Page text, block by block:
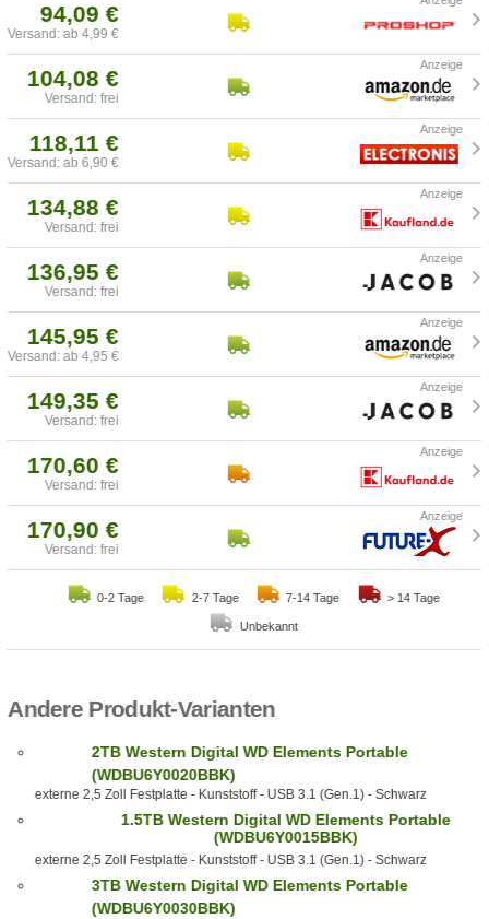
94,09 €
Versand: ab 4,99 €
104,08 €
Versand: frei
118,11 €
Versand: ab 6,90 €
134,88 €
Versand: frei
136,95 €
Versand: frei
145,95 €
Versand: ab 4,95 €
149,35 €
Versand: frei
170,60 €
Versand: frei
170,90 €
Versand: frei
0-2 Tage 2-7 Tage 7-14 Tage > 14 Tage
Unbekannt
Andere Produkt-Varianten
2TB Western Digital WD Elements Portable
(WDBU6Y0020BBK)
externe 2,5 Zoll Festplatte - Kunststoff - USB 3.1 (Gen.1) - Schwarz
1.5TB Western Digital WD Elements Portable
(WDBU6Y0015BBK)
externe 2,5 Zoll Festplatte - Kunststoff - USB 3.1 (Gen.1) - Schwarz
3TB Western Digital WD Elements Portable
(WDBU6Y0030BBK)